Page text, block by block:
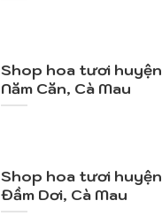
Shop hoa tươi huyện
Năm Căn, Cà Mau
Shop hoa tươi huyện
Đầm Dơi, Cà Mau